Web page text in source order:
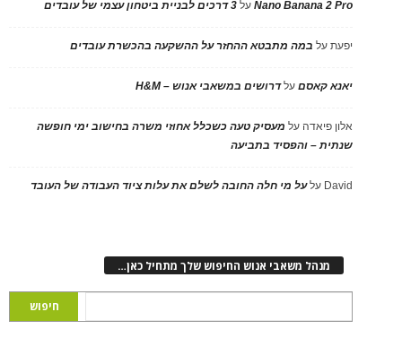
Nano Banana 2 Proעל 3 דרכים לבניית ביטחון עצמי של עובדים
יפעתעל במה מתבטא ההחזר על ההשקעה בהכשרת עובדים
יאנא קאסםעלדרושים במשאבי אנוש – H&M
אלון פיאדה על מעסיק טעה כשכלל אחוזי משרה בחישוב ימי חופשה
שנתית – והפסיד בתביעה
David עלעל מי חלה החובה לשלם את עלות ציוד העבודה של העובד
מנהל משאבי אנוש החיפוש שלך מתחיל כאן…